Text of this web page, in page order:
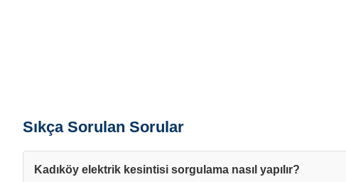
Sıkça Sorulan Sorular
Kadıköy elektrik kesintisi sorgulama nasıl yapılır?